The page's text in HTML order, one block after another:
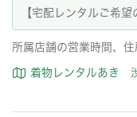
【宅配レンタルご希望
所属店舗の営業時間、
着物レンタルあき